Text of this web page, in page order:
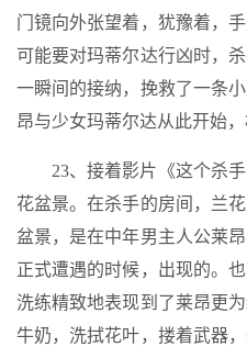
门镜向外张望着，犹豫着，
可能要对玛蒂尔达行凶时，
一瞬间的接纳，挽救了一条
昂与少女玛蒂尔达从此开始，
23、接着影片《这个杀
花盆景。在杀手的房间，兰
盆景，是在中年男主人公莱
正式遭遇的时候，出现的。
洗练精致地表现到了莱昂更
牛奶，洗拭花叶，搂着武器